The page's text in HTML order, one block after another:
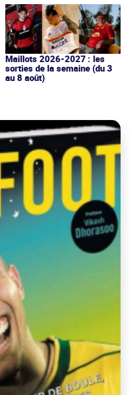
Maillots 2026-2027 : les
sorties de la semaine (du 3
au 8 août)